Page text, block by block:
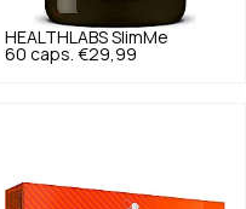
HEALTHLABS SlimMe
60 caps. €29,99